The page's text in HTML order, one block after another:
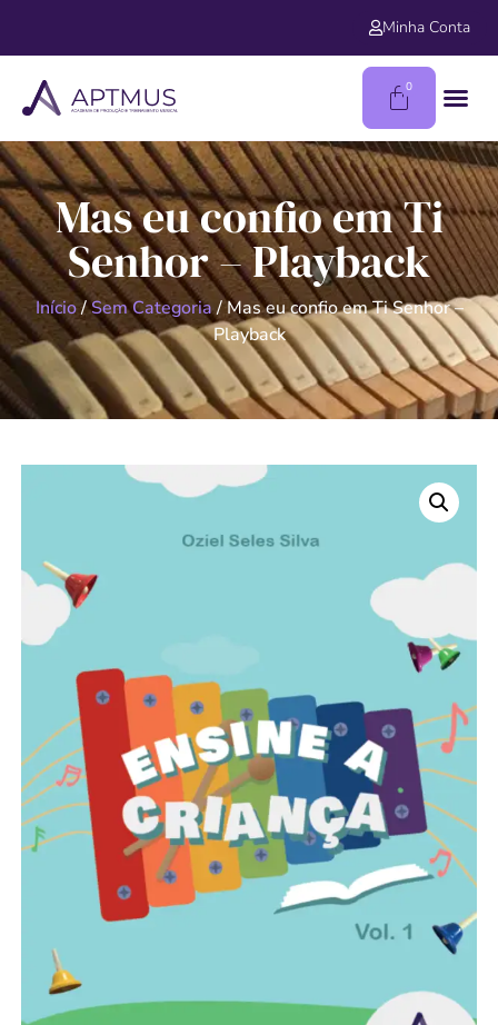
Minha Conta
0
Mas eu confio em Ti
Senhor – Playback
Início/Sem Categoria/ Mas eu confio em Ti Senhor –
Playback